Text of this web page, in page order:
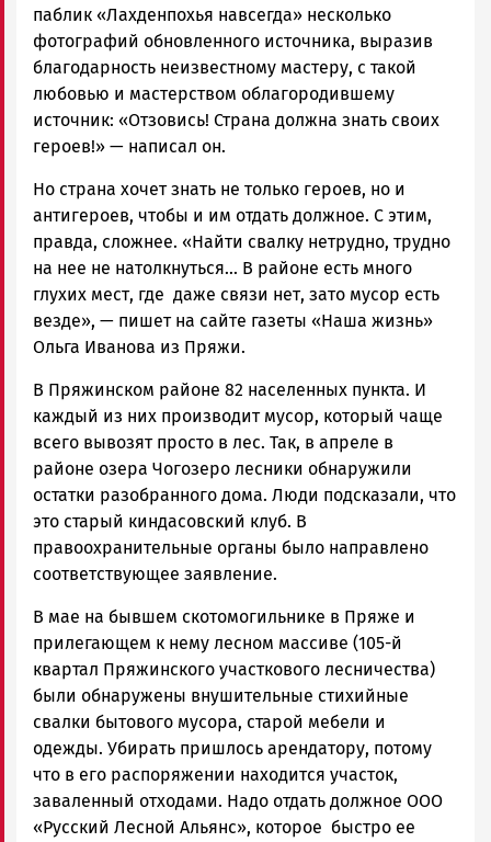
паблик «Лахденпохья навсегда» несколько
фотографий обновленного источника, выразив
благодарность неизвестному мастеру, с такой
любовью и мастерством облагородившему
источник: «Отзовись! Страна должна знать своих
героев!» — написал он.
Но страна хочет знать не только героев, но и
антигероев, чтобы и им отдать должное. С этим,
правда, сложнее. «Найти свалку нетрудно, трудно
на нее не натолкнуться... В районе есть много
глухих мест, где даже связи нет, зато мусор есть
везде», — пишет на сайте газеты «Наша жизнь»
Ольга Иванова из Пряжи.
В Пряжинском районе 82 населенных пункта. И
каждый из них производит мусор, который чаще
всего вывозят просто в лес. Так, в апреле в
районе озера Чогозеро лесники обнаружили
остатки разобранного дома. Люди подсказали, что
это старый киндасовский клуб. В
правоохранительные органы было направлено
соответствующее заявление.
В мае на бывшем скотомогильнике в Пряже и
прилегающем к нему лесном массиве (105-й
квартал Пряжинского участкового лесничества)
были обнаружены внушительные стихийные
свалки бытового мусора, старой мебели и
одежды. Убирать пришлось арендатору, потому
что в его распоряжении находится участок,
заваленный отходами. Надо отдать должное ООО
«Русский Лесной Альянс», которое быстро ее